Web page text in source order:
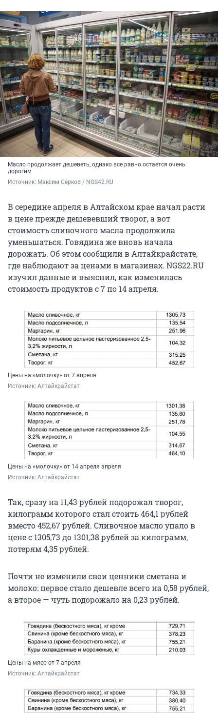
Масло продолжает дешеветь, однако все равно остается очень
дорогим
Источник: Максим Серков / NGS42.RU
В середине апреля в Алтайском крае начал расти
в цене прежде дешевевший творог, а вот
стоимость сливочного масла продолжила
уменьшаться. Говядина же вновь начала
дорожать. Об этом сообщили в Алтайкрайстате,
где наблюдают за ценами в магазинах. NGS22.RU
изучил данные и выяснил, как изменилась
стоимость продуктов с 7 по 14 апреля.
Цены на «молочку» от 7 апреля
Источник: Алтайкрайстат
Цены на «молочку» от 14 апреля апреля
Источник: Алтайкрайстат
Так, сразу на 11,43 рублей подорожал творог,
килограмм которого стал стоить 464,1 рублей
вместо 452,67 рублей. Сливочное масло упало в
цене с 1305,73 до 1301,38 рублей за килограмм,
потерям 4,35 рублей.
Почти не изменили свои ценники сметана и
молоко: первое стало дешевле всего на 0,58 рублей,
а второе — чуть подорожало на 0,23 рублей.
Цены на мясо от 7 апреля
Источник: Алтайкрайстат